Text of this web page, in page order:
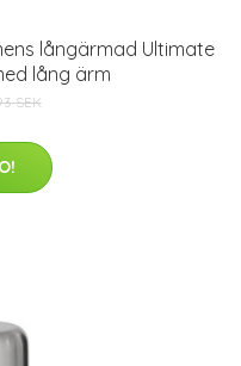
långärmad Ultimate
lång ärm
SEK